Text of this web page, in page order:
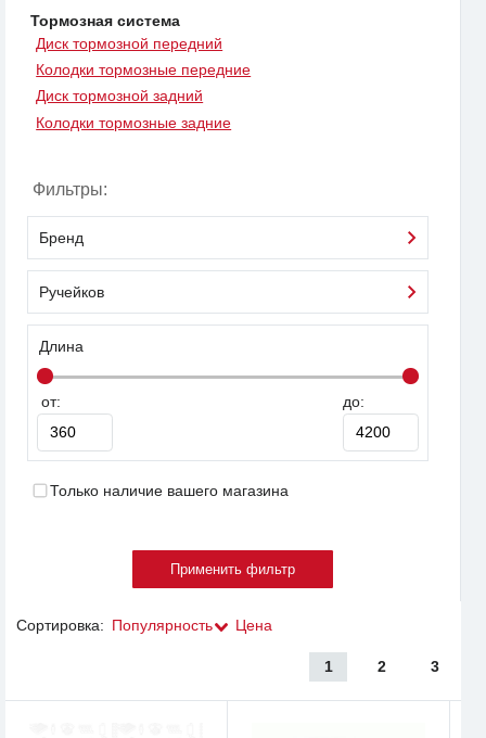
Тормозная система
Диск тормозной передний
Колодки тормозные передние
Диск тормозной задний
Колодки тормозные задние
Фильтры:
Бренд
Ручейков
Длина
от: до:
Только наличие вашего магазина
Сортировка: Популярность Цена
1 2 3